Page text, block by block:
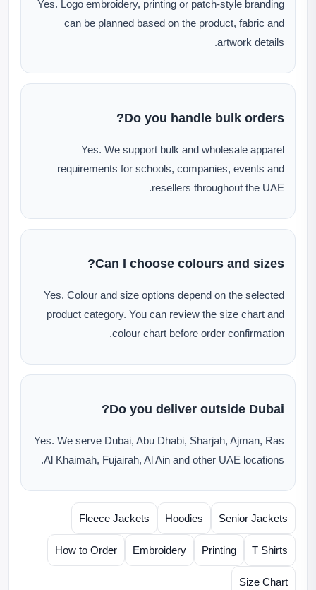
Yes. Logo embroidery, printing or patch-style branding
can be planned based on the product, fabric and
artwork details.
Do you handle bulk orders?
Yes. We support bulk and wholesale apparel
requirements for schools, companies, events and
resellers throughout the UAE.
Can I choose colours and sizes?
Yes. Colour and size options depend on the selected
product category. You can review the size chart and
colour chart before order confirmation.
Do you deliver outside Dubai?
Yes. We serve Dubai, Abu Dhabi, Sharjah, Ajman, Ras
Al Khaimah, Fujairah, Al Ain and other UAE locations.
Senior Jackets
Hoodies
Fleece Jackets
T Shirts
Printing
Embroidery
How to Order
Size Chart